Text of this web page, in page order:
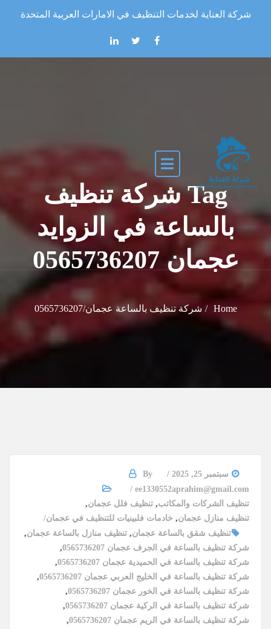
Skip to the content
شركة العناية لخدمات التنظيف في الامارات العربية المتحدة
Tag شركة تنظيف
بالساعة في الزوايد
عجمان 0565736207
Home شركة تنظيف بالساعة عجمان/0565736207
سبتمبر 25, 2025
By
ee1330552aprahim@gmail.com
تنظيف الشركات والمكاتب, تنظيف فلل عجمان,
تنظيف منازل عجمان, خادمات فلبينيات للتنظيف في عجمان
تنظيف شقق بالساعة عجمان, تنظيف منازل بالساعة عجمان,
شركة تنظيف بالساعة في الجرف عجمان 0565736207
,
شركة تنظيف بالساعة في الحميدية عجمان 0565736207
,
شركة تنظيف بالساعة في الخليج العربي عجمان 0565736207
,
شركة تنظيف بالساعة في الخور عجمان 0565736207
,
شركة تنظيف بالساعة في الركية عجمان 0565736207
,
شركة تنظيف بالساعة في الريم عجمان 0565736207
,